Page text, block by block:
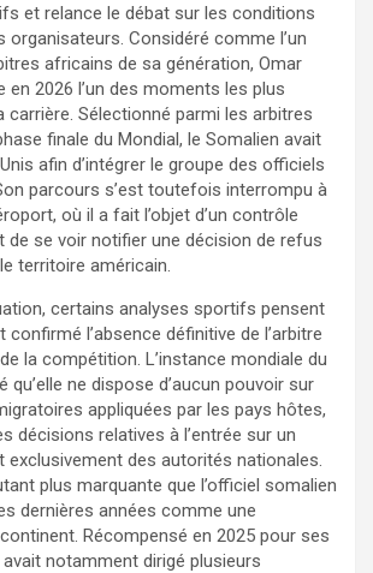
et relance le débat sur les conditions
organisateurs. Considéré comme l’un
africains de sa génération, Omar
en 2026 l’un des moments les plus
carrière. Sélectionné parmi les arbitres
finale du Mondial, le Somalien avait
afin d’intégrer le groupe des officiels
parcours s’est toutefois interrompu à
où il a fait l’objet d’un contrôle
de se voir notifier une décision de refus
territoire américain.
certains analyses sportifs pensent
confirmé l’absence définitive de l’arbitre
la compétition. L’instance mondiale du
qu’elle ne dispose d’aucun pouvoir sur
appliquées par les pays hôtes,
décisions relatives à l’entrée sur un
exclusivement des autorités nationales.
plus marquante que l’officiel somalien
dernières années comme une
Récompensé en 2025 pour ses
notamment dirigé plusieurs